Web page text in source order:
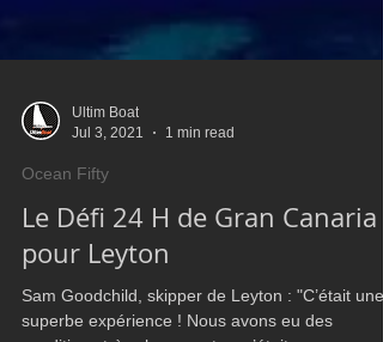
Jul 3, 2021
1 min read
Ocean Fifty
Le Défi 24 H de Gran Canaria